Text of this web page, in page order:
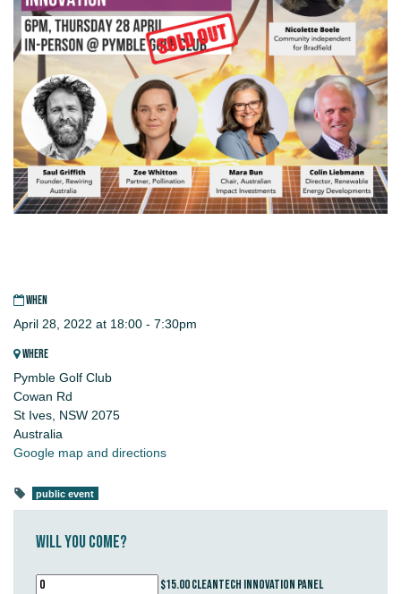
WHEN
April 28, 2022 at 18:00 - 7:30pm
WHERE
Pymble Golf Club
Cowan Rd
St Ives, NSW 2075
Australia
Google map and directions
public event
Will you come?
$15.00 Cleantech Innovation Panel